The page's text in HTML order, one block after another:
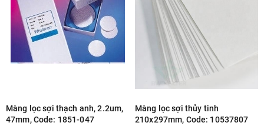
Màng lọc sợi thạch anh, 2.2um,
47mm, Code: 1851-047
Màng lọc sợi thủy tinh
210x297mm, Code: 10537807